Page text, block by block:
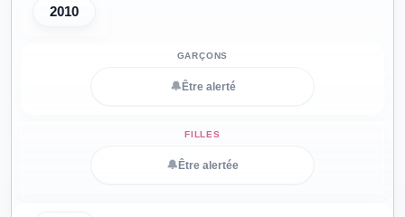
2010
🔔 Être alerté
🔔 Être alertée